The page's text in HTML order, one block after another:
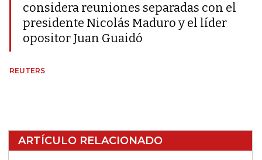
considera reuniones separadas con el
presidente Nicolás Maduro y el líder
opositor Juan Guaidó
REUTERS
ARTÍCULO RELACIONADO